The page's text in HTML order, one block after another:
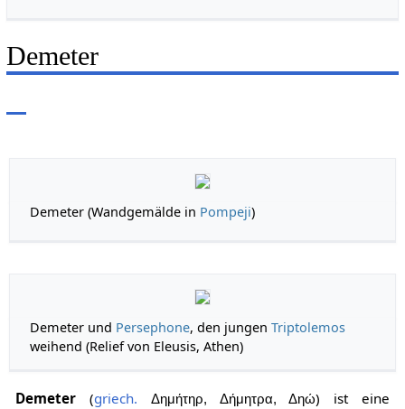
Demeter
Demeter (Wandgemälde in Pompeji)
Demeter und Persephone, den jungen Triptolemos
weihend (Relief von Eleusis, Athen)
Demeter(griech. Δημήτηρ, Δήμητρα, Δηώ) ist eine